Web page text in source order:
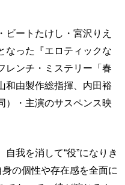
ビートたけし・宮沢りえ
なった『エロティックな
レンチ・ミステリー「春
和由製作総指揮、内田裕
）・主演のサスペンス映
我を消して“役”になりき
の個性や存在感を全面に